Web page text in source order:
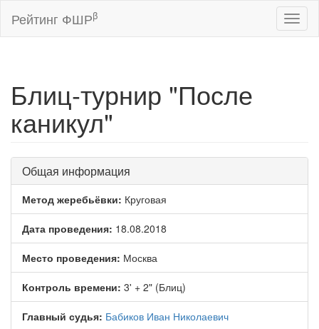
Рейтинг ФШРβ
Блиц-турнир "После
каникул"
Общая информация
Метод жеребьёвки: Круговая
Дата проведения: 18.08.2018
Место проведения: Москва
Контроль времени: 3' + 2" (Блиц)
Главный судья: Бабиков Иван Николаевич